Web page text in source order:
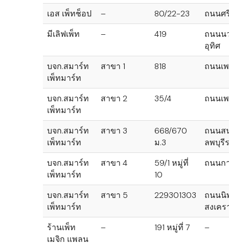
เอส เพ็ทช็อป
– 80/22-23
ถนนศ
มีเลิฟเพ็ท
– 419
ถนนน
อุทิศ
บจก.สมาร์ท
เพ็ทมาร์ท
สาขา 1 818 ถนนเ
บจก.สมาร์ท
เพ็ทมาร์ท
สาขา 2 35/4 ถนนเ
บจก.สมาร์ท
เพ็ทมาร์ท
สาขา 3
668/670
ม.3
ถนนส
ลพบุรี
บจก.สมาร์ท
เพ็ทมาร์ท
สาขา 4
59/1 หมู่ที่
10
ถนนก
บจก.สมาร์ท
เพ็ทมาร์ท
สาขา 5 229301303
ถนนนิ
สงเค
ร้านเพ็ท
เมจิก แพลน
– 191 หมู่ที่ 7 –